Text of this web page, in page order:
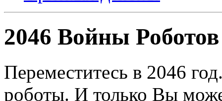
2046 Войны Роботов
Переместитесь в 2046
роботы. И только Вы